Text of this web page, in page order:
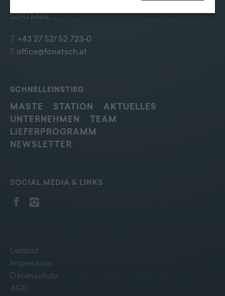
3390 Melk
+43 27 52/ 52 723-0
E office@fonatsch.at
SCHNELLEINSTIEG
MASTE STATION
AKTUELLES
UNTERNEHMEN
TEAM
LIEFERPROGRAMM
NEWSLETTER
SOCIAL MEDIA & LINKS
Leitbild
Impressum
Datenschutz
AGB
Bildschirmrand ein Cookie-Icon wo Sie jederzeit Ihre
Weitere Infomationen finden Sie hier:
Datenschutzerklärung